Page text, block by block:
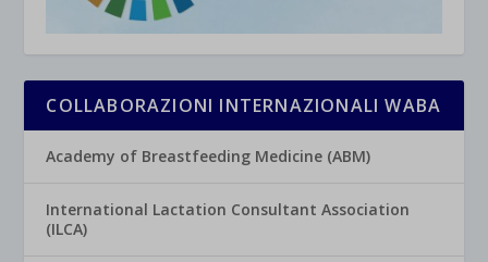
COLLABORAZIONI INTERNAZIONALI WABA
Academy of Breastfeeding Medicine (ABM)
International Lactation Consultant Association
(ILCA)